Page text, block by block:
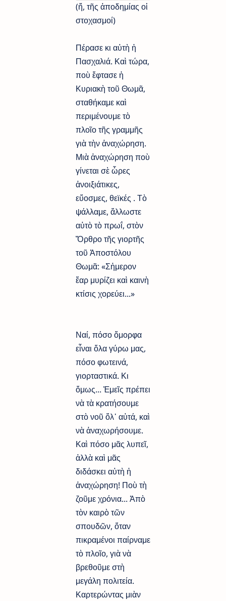
(ἤ, τῆς ἀποδημίας οἱ
στοχασμοί)
Πέρασε κι αὐτὴ ἡ
Πασχαλιά. Καὶ τώρα,
ποὺ ἔφτασε ἡ
Κυριακὴ τοῦ Θωμᾶ,
σταθήκαμε καὶ
περιμένουμε τὸ
πλοῖο τῆς γραμμῆς
γιὰ τὴν ἀναχώρηση.
Μιὰ ἀναχώρηση ποὺ
γίνεται σὲ ὧρες
ἀνοιξιάτικες,
εὔοσμες, θεϊκές . Τὸ
ψάλλαμε, ἄλλωστε
αὐτὸ τὸ πρωΐ, στὸν
Ὄρθρο τῆς γιορτῆς
τοῦ Ἀποστόλου
Θωμᾶ: «Σἠμερον
ἔαρ μυρίζει καὶ καινὴ
κτίσις χορεύει...»
Ναί, πόσο ὅμορφα
εἶναι ὅλα γύρω μας,
πόσο φωτεινά,
γιορταστικά. Κι
ὅμως... Ἐμεῖς πρέπει
νὰ τὰ κρατήσουμε
στὸ νοῦ ὅλ᾿ αὐτά, καὶ
νὰ ἀναχωρήσουμε.
Καὶ πόσο μᾶς λυπεῖ,
ἀλλὰ καὶ μᾶς
διδάσκει αὐτὴ ἡ
ἀναχώρηση! Ποὺ τὴ
ζοῦμε χρόνια... Ἀπὸ
τὸν καιρὸ τῶν
σπουδῶν, ὅταν
πικραμένοι παίρναμε
τὸ πλοῖο, γιὰ νὰ
βρεθοῦμε στὴ
μεγάλη πολιτεία.
Καρτερώντας μιὰν